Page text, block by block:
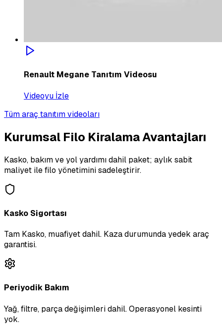
Renault Megane Tanıtım Videosu
Videoyu İzle
Tüm araç tanıtım videoları
Kurumsal Filo Kiralama Avantajları
Kasko, bakım ve yol yardımı dahil paket; aylık sabit
maliyet ile filo yönetimini sadeleştirir.
Kasko Sigortası
Tam Kasko, muafiyet dahil. Kaza durumunda yedek araç
garantisi.
Periyodik Bakım
Yağ, filtre, parça değişimleri dahil. Operasyonel kesinti
yok.